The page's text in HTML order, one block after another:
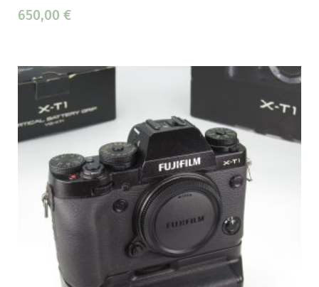
650,00 €